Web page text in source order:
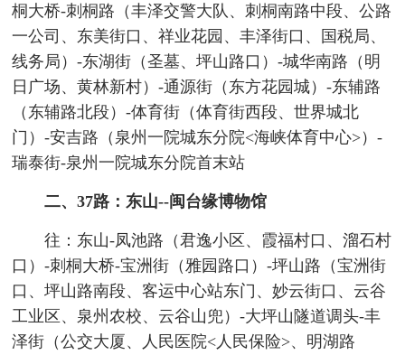
桐大桥-刺桐路（丰泽交警大队、刺桐南路中段、公路
一公司、东美街口、祥业花园、丰泽街口、国税局、
线务局）-东湖街（圣墓、坪山路口）-城华南路（明
日广场、黄林新村）-通源街（东方花园城）-东辅路
（东辅路北段）-体育街（体育街西段、世界城北
门）-安吉路（泉州一院城东分院<海峡体育中心>）-
瑞泰街-泉州一院城东分院首末站
二、37路：东山--闽台缘博物馆
往：东山-凤池路（君逸小区、霞福村口、溜石村
口）-刺桐大桥-宝洲街（雅园路口）-坪山路（宝洲街
口、坪山路南段、客运中心站东门、妙云街口、云谷
工业区、泉州农校、云谷山兜）-大坪山隧道调头-丰
泽街（公交大厦、人民医院<人民保险>、明湖路